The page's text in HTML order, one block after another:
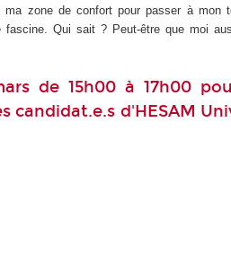
zone de confort pour passer à mon
Qui sait ? Peut-être que moi
de 15h00 à 17h00
candidat.e.s d'HESAM